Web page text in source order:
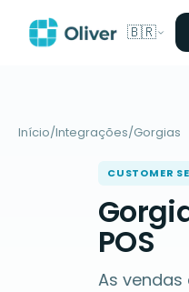
🇧🇷
Início/Integrações/Gorgias
CUSTOMER
POS
As vendas